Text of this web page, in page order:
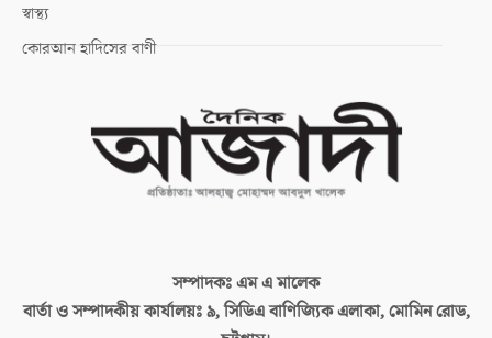
স্বাস্থ্য
কোরআন হাদিসের বাণী
সম্পাদকঃএম এ মালেক
বার্তা ও সম্পাদকীয় কার্যালয়ঃ৯, সিডিএ বাণিজ্যিক এলাকা, মোমিন রোড,